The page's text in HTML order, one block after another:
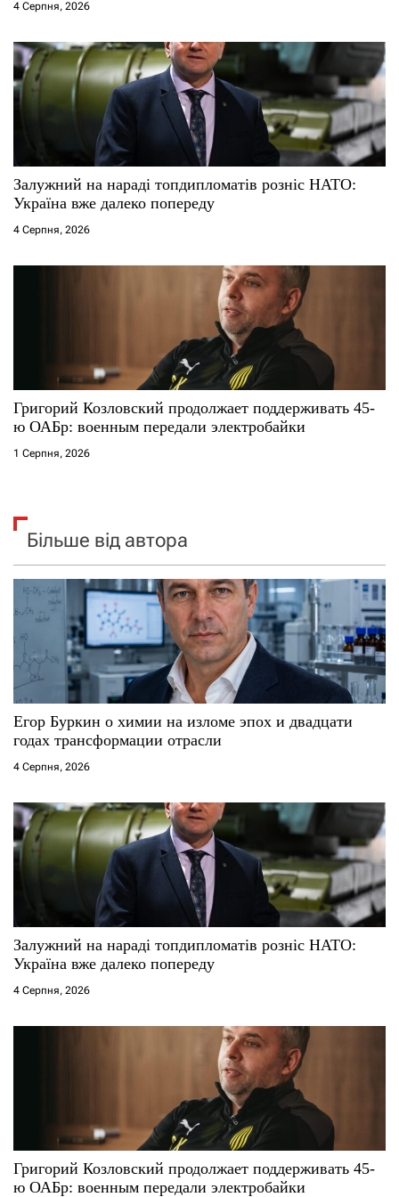
в
4 Серпня, 2026
Залужний на нараді топдипломатів розніс НАТО:
Україна вже далеко попереду
4 Серпня, 2026
Григорий Козловский продолжает поддерживать 45-
ю ОАБр: военным передали электробайки
1 Серпня, 2026
Більше від автора
Егор Буркин о химии на изломе эпох и двадцати
годах трансформации отрасли
4 Серпня, 2026
Залужний на нараді топдипломатів розніс НАТО:
Україна вже далеко попереду
4 Серпня, 2026
Григорий Козловский продолжает поддерживать 45-
ю ОАБр: военным передали электробайки